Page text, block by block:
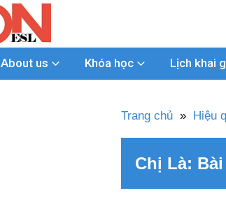
About us Khóa học Lịch khai
Trang chủ » Hiệu
Chị Là: